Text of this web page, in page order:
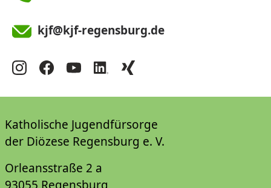
kjf@kjf-regensburg.de
Katholische Jugendfürsorge
der Diözese Regensburg e. V.
Orleansstraße 2 a
93055 Regensburg